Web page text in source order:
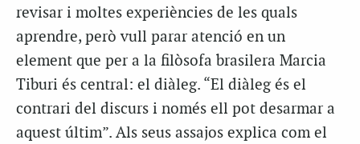
revisar i moltes experiències de les quals
aprendre, però vull parar atenció en un
element que per a la filòsofa brasilera Marcia
Tiburi és central: el diàleg. “El diàleg és el
contrari del discurs i només ell pot desarmar a
aquest últim”. Als seus assajos explica com el